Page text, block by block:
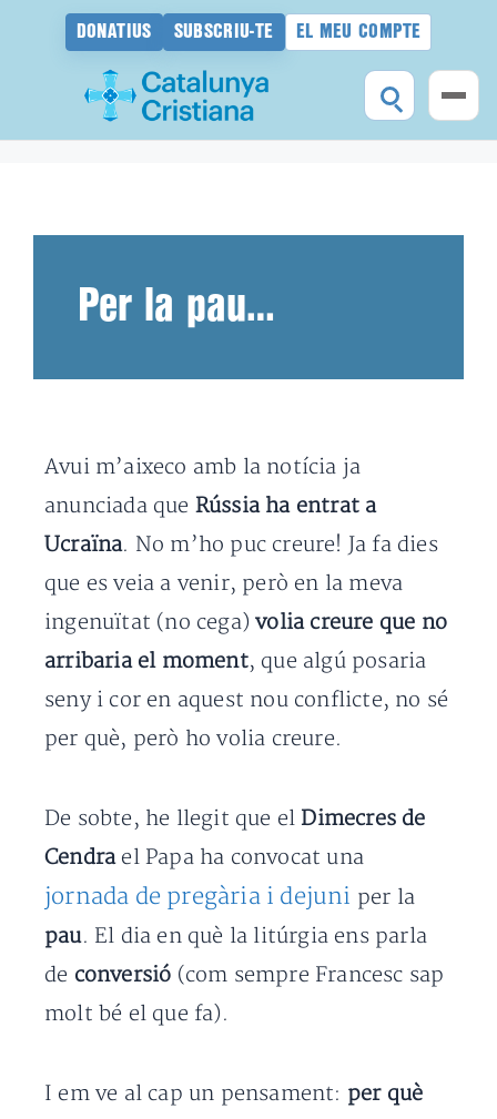
DONATIUS SUBSCRIU-TE EL MEU COMPTE
Per la pau…
Avui m’aixeco amb la notícia ja
anunciada que Rússia ha entrat a
Ucraïna. No m’ho puc creure! Ja fa dies
que es veia a venir, però en la meva
ingenuïtat (no cega)volia creure que no
arribaria el moment, que algú posaria
seny i cor en aquest nou conflicte, no sé
per què, però ho volia creure.
De sobte, he llegit que el Dimecres de
Cendrael Papa ha convocat una
jornada de pregària i dejuni per la
pau. El dia en què la litúrgia ens parla
de conversió (com sempre Francesc sap
molt bé el que fa).
I em ve al cap un pensament: per què